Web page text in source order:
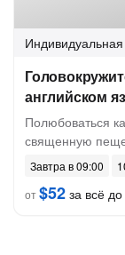
Индивидуальная
английском
Полюбоваться
священную
Завтра в 09:00
от$52 за всё